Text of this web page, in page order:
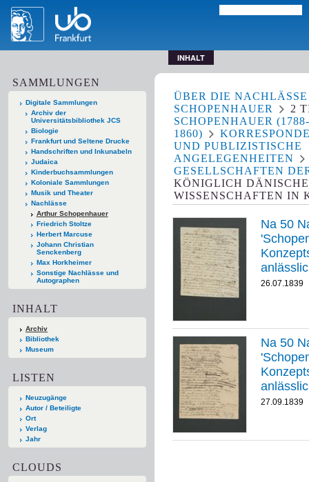
INHALT
SAMMLUNGEN
Digitale Sammlungen
Archiv der
Universitätsbibliothek JCS
Biologie
Frankfurt und Seltene Drucke
Handschriften und Inkunabeln
Judaica
Kinderbuchsammlungen
Koloniale Sammlungen
Musik und Theater
Nachlässe
Arthur Schopenhauer
Friedrich Stoltze
Herbert Marcuse
Johann Christian
Senckenberg
Max Horkheimer
Sonstige Nachlässe und
Autographen
INHALT
Archiv
Bibliothek
Museum
LISTEN
Neuzugänge
Autor / Beteiligte
Ort
Verlag
Jahr
CLOUDS
ÜBER DIE NACHLÄSSE
SCHOPENHAUER
2
SCHOPENHAUER (1788-
1860)
UND PUBLIZISTISCHE
ANGELEGENHEITEN
GESELLSCHAFTEN
KÖNIGLICH
WISSENSCHAFTEN IN
Na 50
26.07.1839
Na 50
27.09.1839